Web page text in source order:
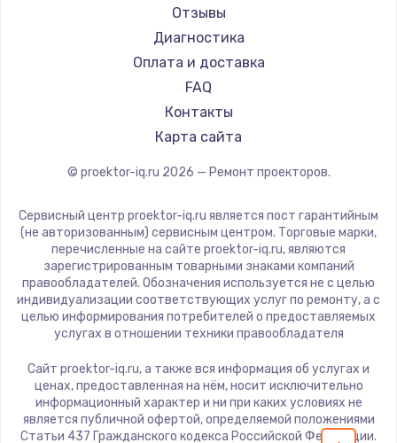
JVC
Casio
Hiper
HITACHI
Panasonic
Hisense
Отзывы
Диагностика
Оплата и доставка
FAQ
Контакты
Карта сайта
© proektor-iq.ru 2026 — Ремонт проекторов.
Сервисный центр proektor-iq.ru является пост гарантийным
(не авторизованным) сервисным центром. Торговые марки,
перечисленные на сайте proektor-iq.ru, являются
зарегистрированным товарными знаками компаний
правообладателей. Обозначения используется не с целью
индивидуализации соответствующих услуг по ремонту, а с
целью информирования потребителей о предоставляемых
услугах в отношении техники правообладателя
Сайт proektor-iq.ru, а также вся информация об услугах и
ценах, предоставленная на нём, носит исключительно
информационный характер и ни при каких условиях не
является публичной офертой, определяемой положениями
Статьи 437 Гражданского кодекса Российской Федерации.